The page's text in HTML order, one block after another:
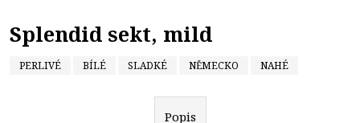
Splendid sekt, mild
PERLIVÉ BÍLÉ SLADKÉ NĚMECKO NAHÉ
Popis